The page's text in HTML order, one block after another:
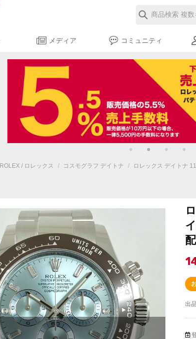
メディア コミュニティ
ROLEX / ロレックス / コスモグラフ デイトナ /
ロレックス デイトナ
出